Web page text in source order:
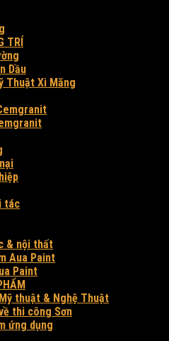
TRÍ
Dầu
Thuật Xi Măng
tác
& nội thất
Aua Paint
Paint
thuật & Nghệ Thuật
thi công Sơn
ứng dụng